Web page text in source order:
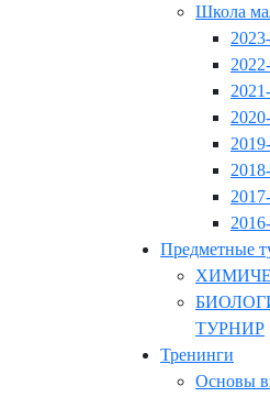
Школа
Предметные
ТУРНИР
Тренинги
Основы